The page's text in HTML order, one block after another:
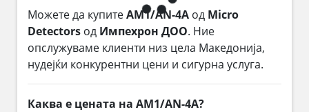
Можете да купитеAM1/AN-4A од Micro
Detectors од Импехрон ДОО. Ние
опслужуваме клиенти низ цела Македонија,
нудејќи конкурентни цени и сигурна услуга.
Каква е цената на AM1/AN-4A?